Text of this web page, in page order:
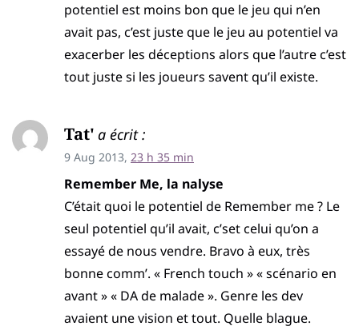
potentiel est moins bon que le jeu qui n’en
avait pas, c’est juste que le jeu au potentiel va
exacerber les déceptions alors que l’autre c’est
tout juste si les joueurs savent qu’il existe.
Tat' a écrit :
9 Aug 2013, 23 h 35 min
Remember Me, la nalyse
C’était quoi le potentiel de Remember me ? Le
seul potentiel qu’il avait, c’set celui qu’on a
essayé de nous vendre. Bravo à eux, très
bonne comm’. « French touch » « scénario en
avant » « DA de malade ». Genre les dev
avaient une vision et tout. Quelle blague.